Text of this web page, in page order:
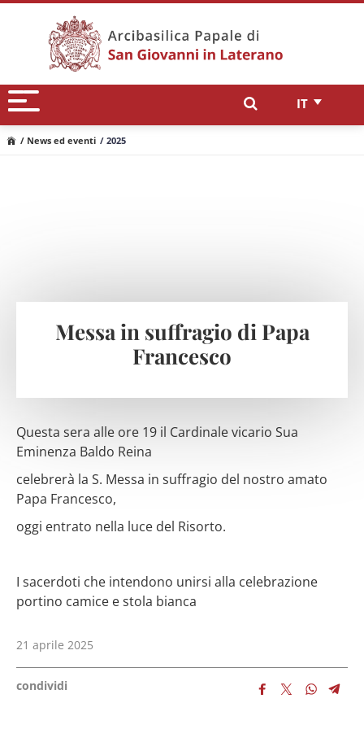
IT
/ News ed eventi / 2025
Messa in suffragio di Papa
Francesco
Questa sera alle ore 19 il Cardinale vicario Sua
Eminenza Baldo Reina
celebrerà la S. Messa in suffragio del nostro amato
Papa Francesco,
oggi entrato nella luce del Risorto.
I sacerdoti che intendono unirsi alla celebrazione
portino camice e stola bianca
21 aprile 2025
condividi